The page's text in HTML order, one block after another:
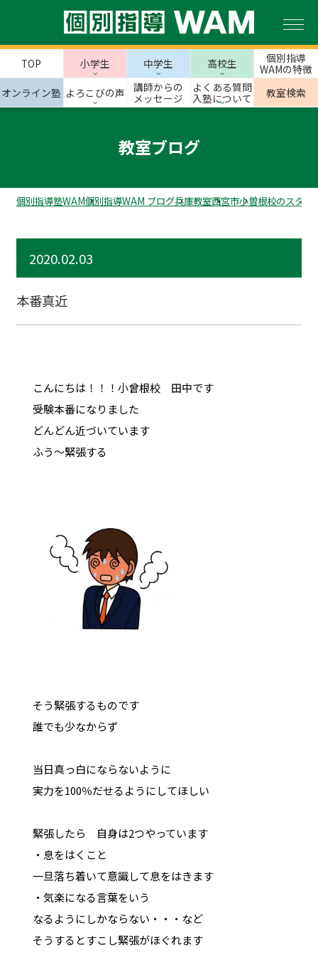
TOP 小学生 中学生 高校生
個別指導
WAMの特徴
オンライン塾 よろこびの声
講師からの
メッセージ
よくある質問
入塾について
教室検索
教室ブログ
個別指導塾WAM個別指導WAM ブログ兵庫教室西宮市小曽根校のスタッ
2020.02.03
本番真近
こんにちは！！！小曾根校 田中です
受験本番になりました
どんどん近づいています
ふう～緊張する
そう緊張するものです
誰でも少なからず
当日真っ白にならないように
実力を100％だせるようにしてほしい
緊張したら 自身は2つやっています
・息をはくこと
一旦落ち着いて意識して息をはきます
・気楽になる言葉をいう
なるようにしかならない・・・など
そうするとすこし緊張がほぐれます